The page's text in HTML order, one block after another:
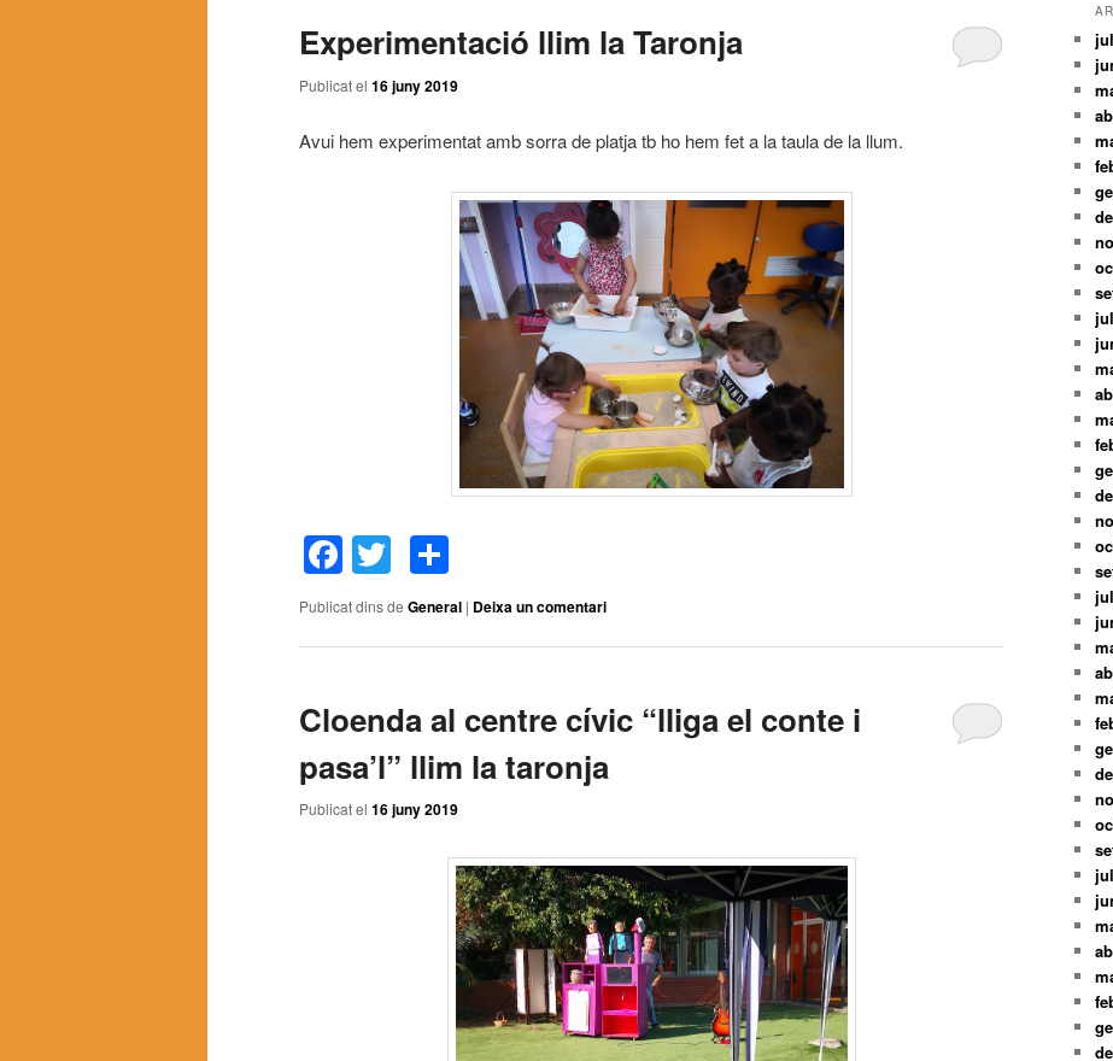
Experimentació llim la Taronja
Publicat el 16 juny 2019
Avui hem experimentat amb sorra de platja tb ho hem fet a la taula de la llum.
Facebook
Twitter
Publicat dins de General | Deixa un comentari
Cloenda al centre cívic “lliga el conte i
pasa’l” llim la taronja
Publicat el 16 juny 2019